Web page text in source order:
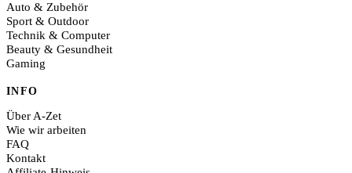
Auto & Zubehör
Sport & Outdoor
Technik & Computer
Beauty & Gesundheit
Gaming
INFO
Über A-Zet
Wie wir arbeiten
FAQ
Kontakt